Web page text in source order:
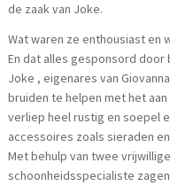
de zaak van Joke.
Wat waren ze enthousiast en
En dat alles gesponsord door
Joke , eigenares van
bruiden te helpen met het
verliep heel rustig en soepel
accessoires zoals sieraden
Met behulp van twee
schoonheidsspecialiste